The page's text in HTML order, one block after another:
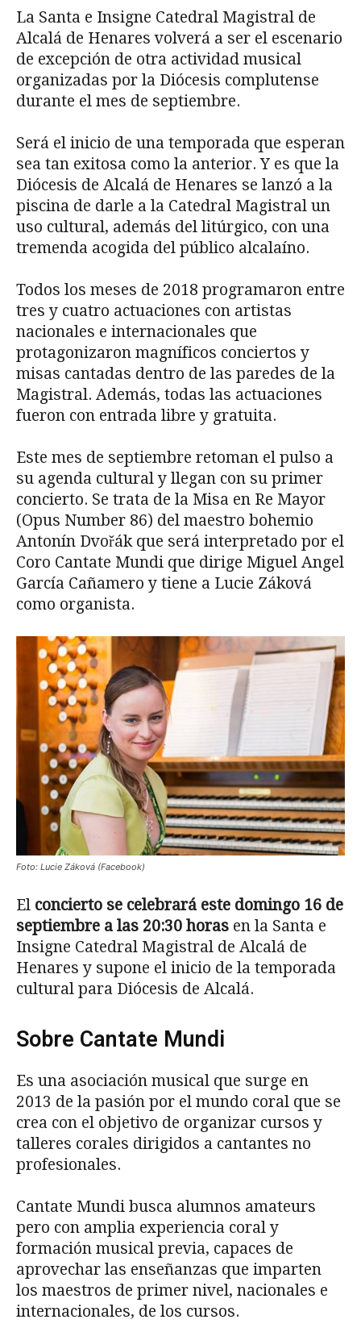
La Santa e Insigne Catedral Magistral de
Alcalá de Henares volverá a ser el escenario
de excepción de otra actividad musical
organizadas por la Diócesis complutense
durante el mes de septiembre.
Será el inicio de una temporada que esperan
sea tan exitosa como la anterior. Y es que la
Diócesis de Alcalá de Henares se lanzó a la
piscina de darle a la Catedral Magistral un
uso cultural, además del litúrgico, con una
tremenda acogida del público alcalaíno.
Todos los meses de 2018 programaron entre
tres y cuatro actuaciones con artistas
nacionales e internacionales que
protagonizaron magníficos conciertos y
misas cantadas dentro de las paredes de la
Magistral. Además, todas las actuaciones
fueron con entrada libre y gratuita.
Este mes de septiembre retoman el pulso a
su agenda cultural y llegan con su primer
concierto. Se trata de la Misa en Re Mayor
(Opus Number 86) del maestro bohemio
Antonín Dvořák que será interpretado por el
Coro Cantate Mundi que dirige Miguel Angel
García Cañamero y tiene a Lucie Záková
como organista.
Foto: Lucie Záková (Facebook)
El concierto se celebrará este domingo 16 de
septiembre a las 20:30 horas en la Santa e
Insigne Catedral Magistral de Alcalá de
Henares y supone el inicio de la temporada
cultural para Diócesis de Alcalá.
Sobre Cantate Mundi
Es una asociación musical que surge en
2013 de la pasión por el mundo coral que se
crea con el objetivo de organizar cursos y
talleres corales dirigidos a cantantes no
profesionales.
Cantate Mundi busca alumnos amateurs
pero con amplia experiencia coral y
formación musical previa, capaces de
aprovechar las enseñanzas que imparten
los maestros de primer nivel, nacionales e
internacionales, de los cursos.